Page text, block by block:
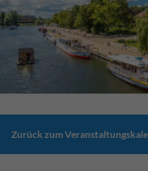
Zurück zum